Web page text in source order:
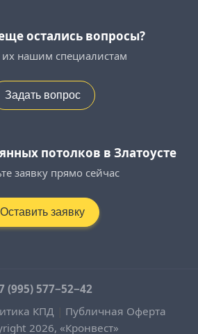
остались вопросы?
их нашим специалистам
Задать вопрос
потолков в Златоусте
заявку прямо сейчас
Оставить заявку
2026, «Кронвест»
(995) 577−52−42
КПД Публичная Оферта